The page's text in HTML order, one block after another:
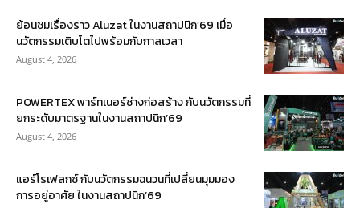
ย้อนชมเรื่องราว Aluzat ในงานสถาปนิก’69 เมื่อ
นวัตกรรมเติบโตไปพร้อมกับกาลเวลา
August 4, 2026
POWERTEX พาร์ทเนอร์ช่างก่อสร้าง กับนวัตกรรมที่
ยกระดับมาตรฐานในงานสถาปนิก’69
August 4, 2026
แอร์โรเฟลกซ์ กับนวัตกรรมฉนวนที่เปลี่ยนมุมมอง
การอยู่อาศัย ในงานสถาปนิก’69